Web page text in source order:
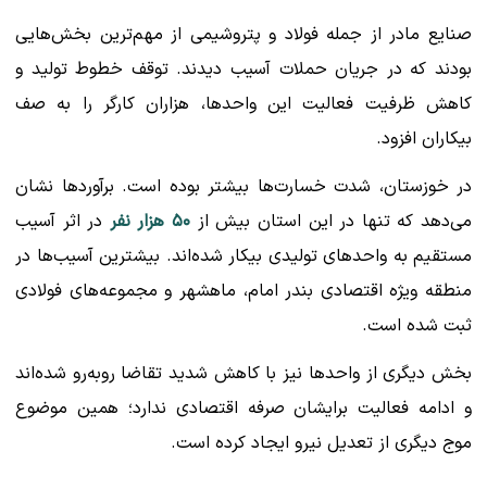
صنایع مادر از جمله فولاد و پتروشیمی از مهم‌ترین بخش‌هایی
بودند که در جریان حملات آسیب دیدند. توقف خطوط تولید و
کاهش ظرفیت فعالیت این واحدها، هزاران کارگر را به صف
بیکاران افزود.
در خوزستان، شدت خسارت‌ها بیشتر بوده است. برآوردها نشان
می‌دهد که تنها در این استان بیش از ۵۰ هزار نفر
در اثر آسیب
مستقیم به واحدهای تولیدی بیکار شده‌اند. بیشترین آسیب‌ها در
منطقه ویژه اقتصادی بندر امام، ماهشهر و مجموعه‌های فولادی
ثبت شده است.
بخش دیگری از واحدها نیز با کاهش شدید تقاضا روبه‌رو شده‌اند
و ادامه فعالیت برایشان صرفه اقتصادی ندارد؛ همین موضوع
موج دیگری از تعدیل نیرو ایجاد کرده است.